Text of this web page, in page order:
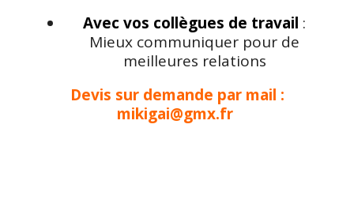
Avec vos collègues de travail :
Mieux communiquer pour de
meilleures relations
Devis sur demande par mail :
mikigai@gmx.fr